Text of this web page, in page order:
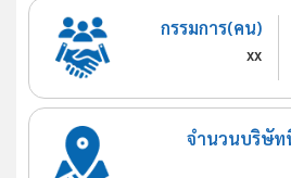
กรรมการ(คน)
xx
จำนวนบริษัท